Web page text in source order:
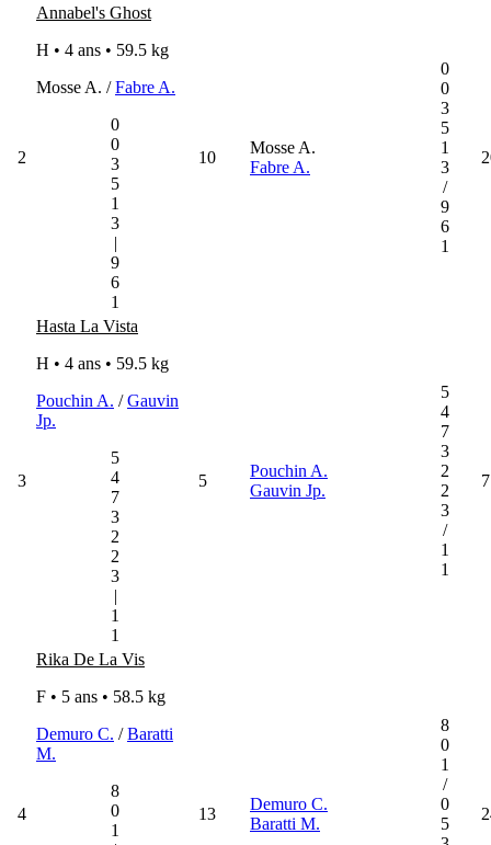
2
Annabel's Ghost
H • 4 ans • 59.5 kg
Mosse A. /Fabre A.
0
0
3
5
1
3
|
9
6
1
10
Mosse A.
Fabre A.
0
0
3
5
1
3
/
9
6
1
3
Hasta La Vista
H • 4 ans • 59.5 kg
Pouchin A. /Gauvin
Jp.
5
4
7
3
2
2
3
|
1
1
5
Pouchin A.
Gauvin Jp.
5
4
7
3
2
2
3
/
1
1
4
Rika De La Vis
F • 5 ans • 58.5 kg
Demuro C. /Baratti
M.
8
0
1
13
Demuro C.
Baratti M.
8
0
1
/
0
5